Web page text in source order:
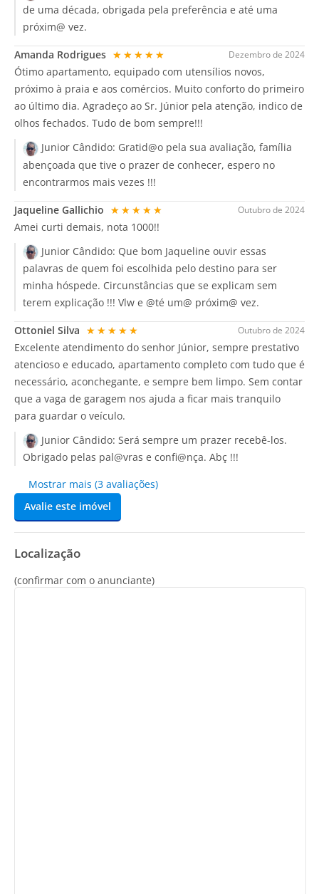
de uma década, obrigada pela preferência e até uma
próxim@ vez.
Dezembro de 2024
Amanda Rodrigues ★★★★★
Ótimo apartamento, equipado com utensílios novos,
próximo à praia e aos comércios. Muito conforto do primeiro
ao último dia. Agradeço ao Sr. Júnior pela atenção, indico de
olhos fechados. Tudo de bom sempre!!!
Junior Cândido: Gratid@o pela sua avaliação, família
abençoada que tive o prazer de conhecer, espero no
encontrarmos mais vezes !!!
Outubro de 2024
Jaqueline Gallichio ★★★★★
Amei curti demais, nota 1000!!
Junior Cândido: Que bom Jaqueline ouvir essas
palavras de quem foi escolhida pelo destino para ser
minha hóspede. Circunstâncias que se explicam sem
terem explicação !!! Vlw e @té um@ próxim@ vez.
Outubro de 2024
Ottoniel Silva ★★★★★
Excelente atendimento do senhor Júnior, sempre prestativo
atencioso e educado, apartamento completo com tudo que é
necessário, aconchegante, e sempre bem limpo. Sem contar
que a vaga de garagem nos ajuda a ficar mais tranquilo
para guardar o veículo.
Junior Cândido: Será sempre um prazer recebê-los.
Obrigado pelas pal@vras e confi@nça. Abç !!!
Mostrar mais (3 avaliações)
Avalie este imóvel
Localização
(confirmar com o anunciante)